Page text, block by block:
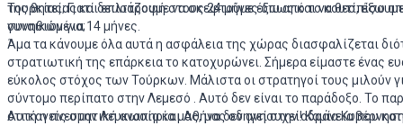
Τουρκίας; Γιατί δειλιάζουμε να σκεφτούμε έξω από το κουτί, έξω
συνηθισμένα;
της θητείας και επιστροφή στους 24 μήνες όπως και να
γυναικών για 14 μήνες.
Άμα τα κάνουμε όλα αυτά η ασφάλεια της χώρας διασφαλίζεται
στρατιωτική της επάρκεια το κατοχυρώνει. Σήμερα είμαστε ένας
εύκολος στόχος των Τούρκων. Μάλιστα οι στρατηγοί τους μιλούν
σύντομο περίπατο στην Λεμεσό . Αυτό δεν είναι το παράδοξο. Το
ότι κανείς στην Λευκωσία και Αθήνα δεν ανησυχεί! Καμία
Αυτή η πνευματική αναπηρία μας, μας οδηγεί στην αδράνεια που